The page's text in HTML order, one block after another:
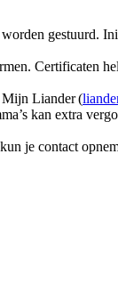
gestuurd.
Certificaten
Mijn Liander (
kan extra
je contact